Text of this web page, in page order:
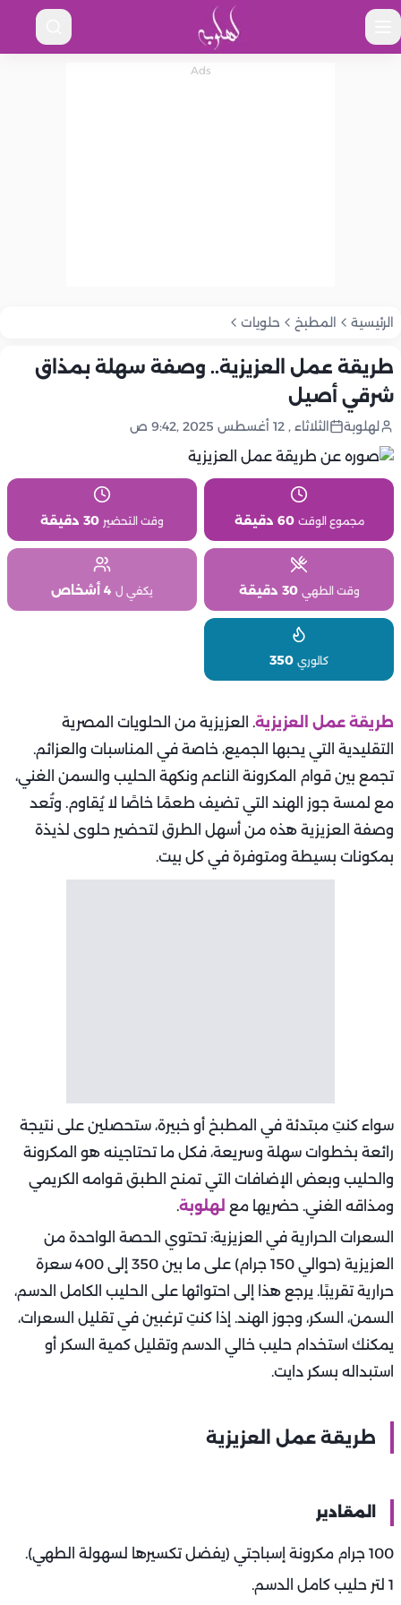
الرئيسية المطبخ حلويات
طريقة عمل العزيزية.. وصفة سهلة بمذاق
شرقي أصيل
لهلوبة الثلاثاء , 12 أغسطس 2025 ,9:42 ص
مجموع الوقت 60 دقيقة وقت التحضير 30 دقيقة
وقت الطهي 30 دقيقة يكفي ل 4 أشخاص
كالوري 350
طريقة عمل العزيزية. العزيزية من الحلويات المصرية
التقليدية التي يحبها الجميع، خاصة في المناسبات والعزائم.
تجمع بين قوام المكرونة الناعم ونكهة الحليب والسمن الغني،
مع لمسة جوز الهند التي تضيف طعمًا خاصًا لا يُقاوم. وتُعد
وصفة العزيزية هذه من أسهل الطرق لتحضير حلوى لذيذة
بمكونات بسيطة ومتوفرة في كل بيت.
سواء كنتِ مبتدئة في المطبخ أو خبيرة، ستحصلين على نتيجة
رائعة بخطوات سهلة وسريعة، فكل ما تحتاجينه هو المكرونة
والحليب وبعض الإضافات التي تمنح الطبق قوامه الكريمي
ومذاقه الغني. حضريها مع لهلوبة.
السعرات الحرارية في العزيزية: تحتوي الحصة الواحدة من
العزيزية (حوالي 150 جرام) على ما بين 350 إلى 400 سعرة
حرارية تقريبًا. يرجع هذا إلى احتوائها على الحليب الكامل الدسم،
السمن، السكر، وجوز الهند. إذا كنتِ ترغبين في تقليل السعرات،
يمكنك استخدام حليب خالي الدسم وتقليل كمية السكر أو
استبداله بسكر دايت.
طريقة عمل العزيزية
المقادير
100 جرام مكرونة إسباجتي (يفضل تكسيرها لسهولة الطهي).
1 لتر حليب كامل الدسم.